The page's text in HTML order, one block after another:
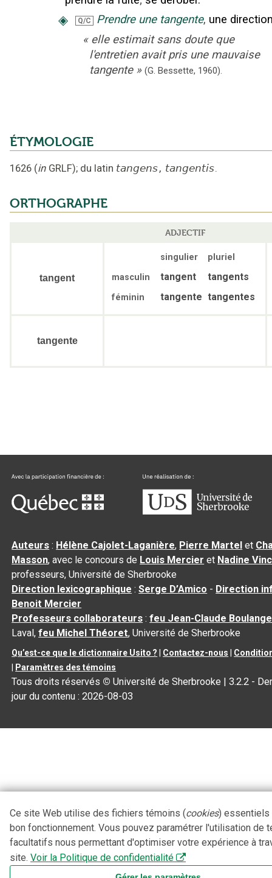
◈ Q/C Prendre une tangente, une
« elle estimait sans doute que
l'entretien avait pris une mauvaise
tangente » (G. Bessette, 1960).
ÉTYMOLOGIE
1626 (in GRLF); du latin tangens, tangentis.
ORTHOGRAPHE
ADJECTIF
tangent
singulier
pluriel
masculin
tangent tangents
féminin tangente tangentes
tangente
Auteurs : Hélène Cajolet-Laganière, Pierre Martel et
Masson, avec le concours de Louis Mercier et Nadine
professeurs, Université de Sherbrooke
Direction lexicographique :Serge D’Amico - Direction
Benoit Mercier
Professeurs collaborateurs :feu Jean-Claude
Laval,feu Michel Théoret, Université de Sherbrooke
Qu’est-ce que le dictionnaire Usito ? Contactez-nous
Paramètres des témoins
Tous droits réservés © Université de Sherbrooke |3.2.2 -
jour du contenu :2026-08-03
Ce site Web utilise des fichiers témoins (cookies) essentiels
bon fonctionnement. Vous pouvez paramétrer l'utilisation de
facultatifs nous permettant d'optimiser votre expérience à
site. Voir la Politique de confidentialité